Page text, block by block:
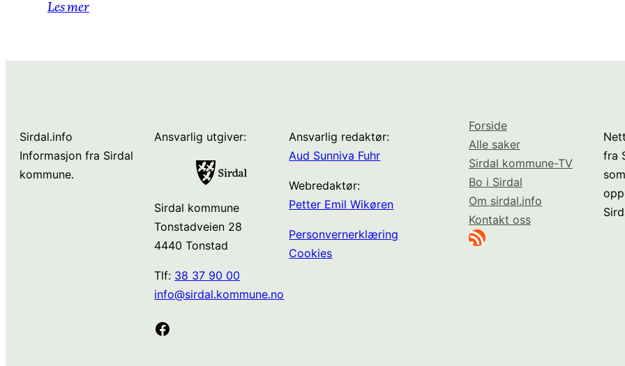
Les mer
Sirdal.info
Informasjon fra Sirdal
kommune.
Ansvarlig utgiver:
Sirdal kommune
Tonstadveien 28
4440 Tonstad
Tlf: 38 37 90 00
info@sirdal.kommune.no
Facebook
Ansvarlig redaktør:
Aud Sunniva Fuhr
Webredaktør:
Petter Emil Wikøren
Personvernerklæring
Cookies
Forside
Alle saker
Sirdal kommune-TV
Bo i Sirdal
Om sirdal.info
Kontakt oss
RSS-strøm
fra